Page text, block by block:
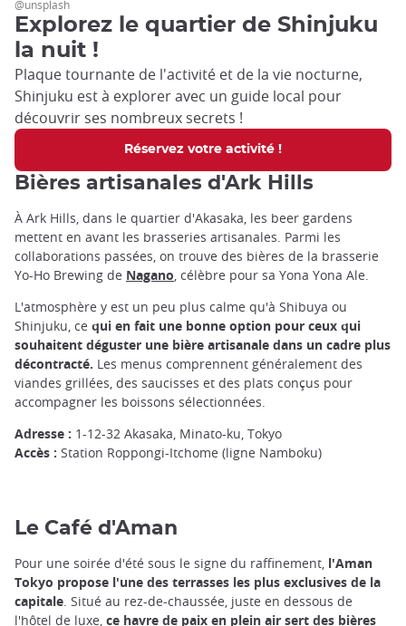
Explorez le quartier de Shinjuku
la nuit !
Plaque tournante de l'activité et de la vie nocturne,
Shinjuku est à explorer avec un guide local pour
découvrir ses nombreux secrets !
Réservez votre activité !
@unsplash
Bières artisanales d'Ark Hills
À Ark Hills, dans le quartier d'Akasaka, les beer gardens
mettent en avant les brasseries artisanales. Parmi les
collaborations passées, on trouve des bières de la brasserie
Yo-Ho Brewing de Nagano, célèbre pour sa Yona Yona Ale.
L'atmosphère y est un peu plus calme qu'à Shibuya ou
Shinjuku, ce qui en fait une bonne option pour ceux qui
souhaitent déguster une bière artisanale dans un cadre plus
décontracté. Les menus comprennent généralement des
viandes grillées, des saucisses et des plats conçus pour
accompagner les boissons sélectionnées.
Adresse : 1-12-32 Akasaka, Minato-ku, Tokyo
Accès : Station Roppongi-Itchome (ligne Namboku)
Le Café d'Aman
Pour une soirée d'été sous le signe du raffinement, l'Aman
Tokyo propose l'une des terrasses les plus exclusives de la
capitale. Situé au rez-de-chaussée, juste en dessous de
l'hôtel de luxe, ce havre de paix en plein air sert des bières